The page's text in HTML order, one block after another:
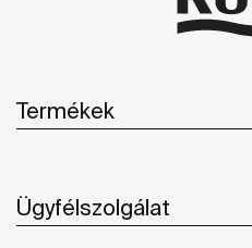
Termékek
Ügyfélszolgálat